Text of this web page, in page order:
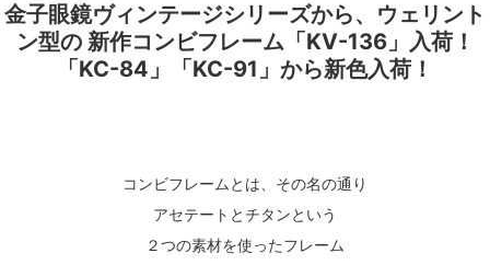
金子眼鏡ヴィンテージシリーズから、ウェリント
ン型の 新作コンビフレーム「KV-136」入荷！
「KC-84」「KC-91」から新色入荷！
コンビフレームとは、その名の通り
アセテートとチタンという
２つの素材を使ったフレーム